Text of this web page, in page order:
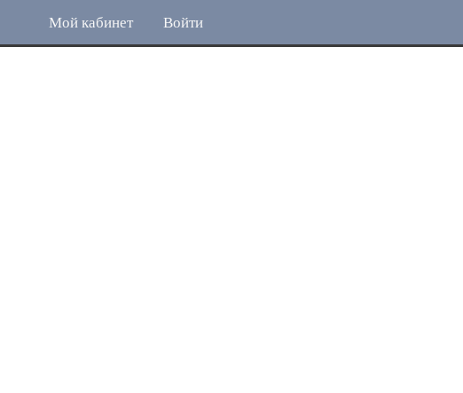
Мой кабинет Войти